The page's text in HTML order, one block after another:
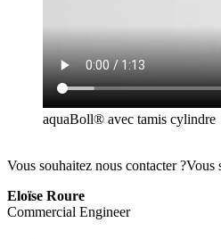
aquaBoll® avec tamis cylindre
Vous souhaitez nous contacter ?Vous
Eloïse Roure
Commercial Engineer